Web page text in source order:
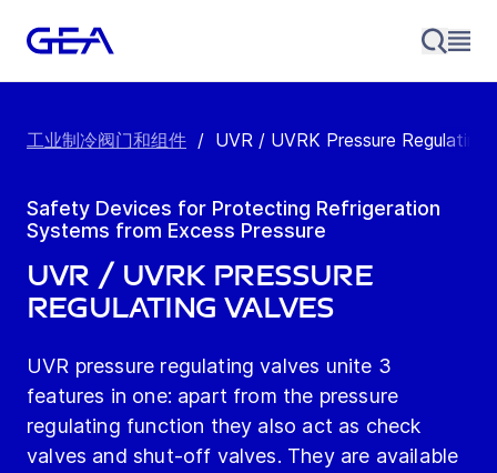
工业制冷阀门和组件 / UVR / UVRK Pressure Regulating
Safety Devices for Protecting Refrigeration
Systems from Excess Pressure
UVR / UVRK PRESSURE
REGULATING VALVES
UVR pressure regulating valves unite 3
features in one: apart from the pressure
regulating function they also act as check
valves and shut-off valves. They are available